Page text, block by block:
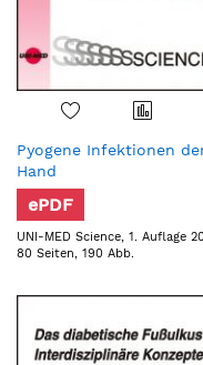
Pyogene Infektionen
Hand
ePDF
UNI-MED Science, 1. Auflage
80 Seiten, 190 Abb.